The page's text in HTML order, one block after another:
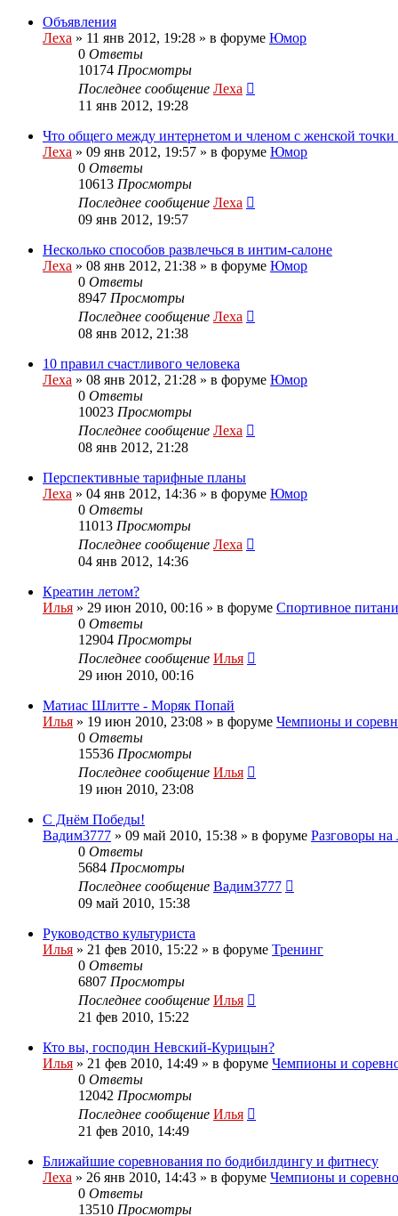
Объявления
Леха » 11 янв 2012, 19:28 » в форуме Юмор
0 Ответы
10174 Просмотры
Последнее сообщение Леха
11 янв 2012, 19:28
Что общего между интернетом и членом с женской точки
Леха » 09 янв 2012, 19:57 » в форуме Юмор
0 Ответы
10613 Просмотры
Последнее сообщение Леха
09 янв 2012, 19:57
Несколько способов развлечься в интим-салоне
Леха » 08 янв 2012, 21:38 » в форуме Юмор
0 Ответы
8947 Просмотры
Последнее сообщение Леха
08 янв 2012, 21:38
10 правил счастливого человека
Леха » 08 янв 2012, 21:28 » в форуме Юмор
0 Ответы
10023 Просмотры
Последнее сообщение Леха
08 янв 2012, 21:28
Перспективные тарифные планы
Леха » 04 янв 2012, 14:36 » в форуме Юмор
0 Ответы
11013 Просмотры
Последнее сообщение Леха
04 янв 2012, 14:36
Креатин летом?
Илья » 29 июн 2010, 00:16 » в форуме Спортивное
0 Ответы
12904 Просмотры
Последнее сообщение Илья
29 июн 2010, 00:16
Матиас Шлитте - Моряк Попай
Илья » 19 июн 2010, 23:08 » в форуме Чемпионы и
0 Ответы
15536 Просмотры
Последнее сообщение Илья
19 июн 2010, 23:08
С Днём Победы!
Вадим3777 » 09 май 2010, 15:38 » в форуме Разговоры
0 Ответы
5684 Просмотры
Последнее сообщение Вадим3777
09 май 2010, 15:38
Руководство культуриста
Илья » 21 фев 2010, 15:22 » в форуме Тренинг
0 Ответы
6807 Просмотры
Последнее сообщение Илья
21 фев 2010, 15:22
Кто вы, господин Невский-Курицын?
Илья » 21 фев 2010, 14:49 » в форуме Чемпионы и
0 Ответы
12042 Просмотры
Последнее сообщение Илья
21 фев 2010, 14:49
Ближайшие соревнования по бодибилдингу и фитнесу
Леха » 26 янв 2010, 14:43 » в форуме Чемпионы и
0 Ответы
13510 Просмотры